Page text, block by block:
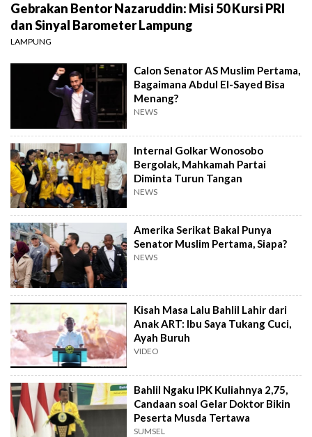
Gebrakan Bentor Nazaruddin: Misi 50 Kursi PRI
dan Sinyal Barometer Lampung
LAMPUNG
Calon Senator AS Muslim Pertama,
Bagaimana Abdul El-Sayed Bisa
Menang?
NEWS
Internal Golkar Wonosobo
Bergolak, Mahkamah Partai
Diminta Turun Tangan
NEWS
Amerika Serikat Bakal Punya
Senator Muslim Pertama, Siapa?
NEWS
Kisah Masa Lalu Bahlil Lahir dari
Anak ART: Ibu Saya Tukang Cuci,
Ayah Buruh
VIDEO
Bahlil Ngaku IPK Kuliahnya 2,75,
Candaan soal Gelar Doktor Bikin
Peserta Musda Tertawa
SUMSEL